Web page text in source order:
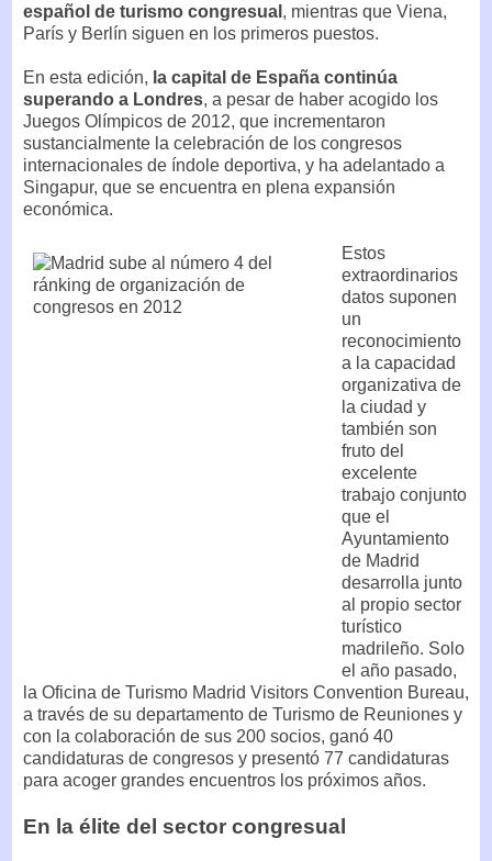
español de turismo congresual , mientras que Viena,
París y Berlín siguen en los primeros puestos.
En esta edición, la capital de España continúa
superando a Londres, a pesar de haber acogido los
Juegos Olímpicos de 2012, que incrementaron
sustancialmente la celebración de los congresos
internacionales de índole deportiva, y ha adelantado a
Singapur, que se encuentra en plena expansión
económica.
Estos
extraordinarios
datos suponen
un
reconocimiento
a la capacidad
organizativa de
la ciudad y
también son
fruto del
excelente
trabajo conjunto
que el
Ayuntamiento
de Madrid
desarrolla junto
al propio sector
turístico
madrileño. Solo
el año pasado,
la Oficina de Turismo Madrid Visitors Convention Bureau,
a través de su departamento de Turismo de Reuniones y
con la colaboración de sus 200 socios, ganó 40
candidaturas de congresos y presentó 77 candidaturas
para acoger grandes encuentros los próximos años.
En la élite del sector congresual